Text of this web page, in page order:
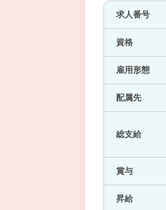
求人番号
資格
雇用形態
配属先
総支給
賞与
昇給